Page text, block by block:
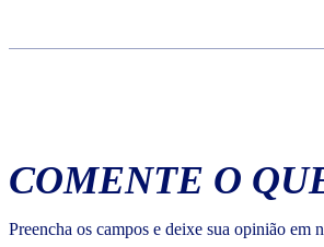
COMENTE O
Preencha os campos e deixe sua opinião em